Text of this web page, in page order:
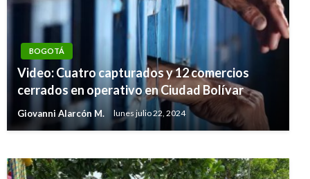
BOGOTÁ
Video: Cuatro capturados y 12 comercios
cerrados en operativo en Ciudad Bolívar
Giovanni Alarcón M. lunes julio 22, 2024
JUDICIAL
Por presuntamente acceder y embarazar a su
hijastra de 13 años, hombre fue enviado a la
Manuel Reyes Beltran